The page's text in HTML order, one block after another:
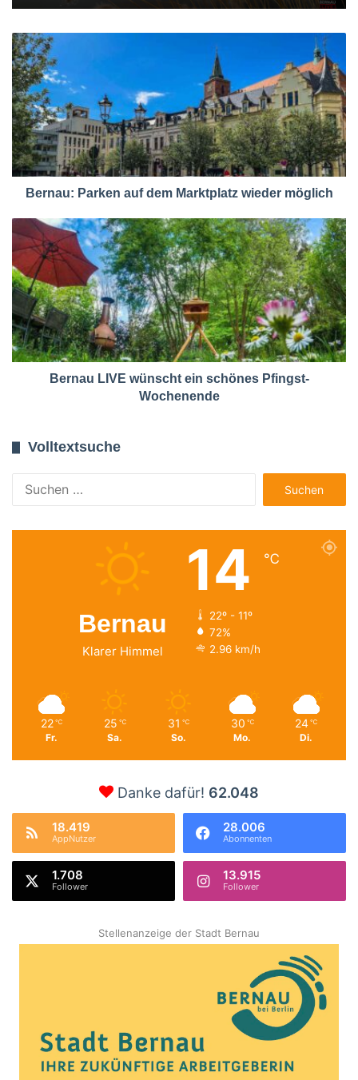
Bernau: Parken auf dem Marktplatz wieder möglich
Bernau LIVE wünscht ein schönes Pfingst-
Wochenende
Volltextsuche
nach:
Bernau
Klarer Himmel
14 ℃
22º - 11º
72%
2.96 km/h
22 ℃
Fr.
25 ℃
Sa.
31 ℃
So.
30 ℃
Mo.
24 ℃
Di.
Danke dafür! 62.048
18.419
AppNutzer
28.006
Abonnenten
1.708
Follower
13.915
Follower
Stellenanzeige der Stadt Bernau